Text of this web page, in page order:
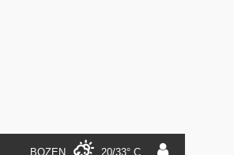
BOZEN 20/33° C